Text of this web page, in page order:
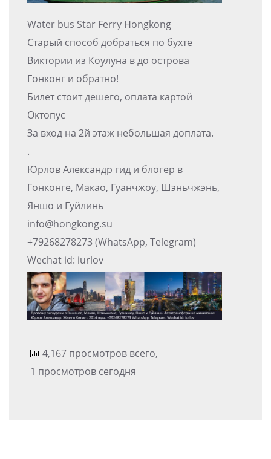
Water bus Star Ferry Hongkong
Старый способ добраться по бухте
Виктории из Коулуна в до острова
Гонконг и обратно!
Билет стоит дешего, оплата картой
Октопус
За вход на 2й этаж небольшая доплата.
.
Юрлов Александр гид и блогер в
Гонконге, Макао, Гуанчжоу, Шэньчжэнь,
Яншо и Гуйлинь
info@hongkong.su
+79268278273 (WhatsApp, Telegram)
Wechat id: iurlov
4,167 просмотров всего,
1 просмотров сегодня